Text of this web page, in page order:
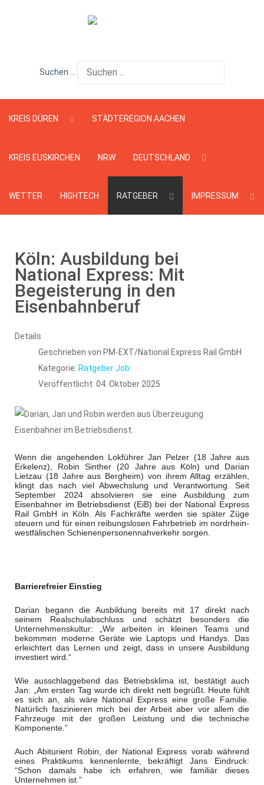
Suchen ...
KREIS DÜREN STÄDTEREGION AACHEN
KREIS EUSKIRCHEN NRW DEUTSCHLAND
WETTER HIGHTECH RATGEBER IMPRESSUM
Köln: Ausbildung bei
National Express: Mit
Begeisterung in den
Eisenbahnberuf
Details
Geschrieben von PM-EXT/National Express Rail GmbH
Kategorie: Ratgeber Job
Veröffentlicht: 04. Oktober 2025
Wenn die angehenden Lokführer Jan Pelzer (18 Jahre aus
Erkelenz), Robin Sinther (20 Jahre aus Köln) und Darian
Lietzau (18 Jahre aus Bergheim) von ihrem Alltag erzählen,
klingt das nach viel Abwechslung und Verantwortung. Seit
September 2024 absolvieren sie eine Ausbildung zum
Eisenbahner im Betriebsdienst (EiB) bei der National Express
Rail GmbH in Köln. Als Fachkräfte werden sie später Züge
steuern und für einen reibungslosen Fahrbetrieb im nordrhein-
westfälischen Schienenpersonennahverkehr sorgen.
Barrierefreier Einstieg
Darian begann die Ausbildung bereits mit 17 direkt nach
seinem Realschulabschluss und schätzt besonders die
Unternehmenskultur: „Wir arbeiten in kleinen Teams und
bekommen moderne Geräte wie Laptops und Handys. Das
erleichtert das Lernen und zeigt, dass in unsere Ausbildung
investiert wird.“
Wie ausschlaggebend das Betriebsklima ist, bestätigt auch
Jan: „Am ersten Tag wurde ich direkt nett begrüßt. Heute fühlt
es sich an, als wäre National Express eine große Familie.
Natürlich faszinieren mich bei der Arbeit aber vor allem die
Fahrzeuge mit der großen Leistung und die technische
Komponente.”
Auch Abiturient Robin, der National Express vorab während
eines Praktikums kennenlernte, bekräftigt Jans Eindruck:
“Schon damals habe ich erfahren, wie familiär dieses
Unternehmen ist.”